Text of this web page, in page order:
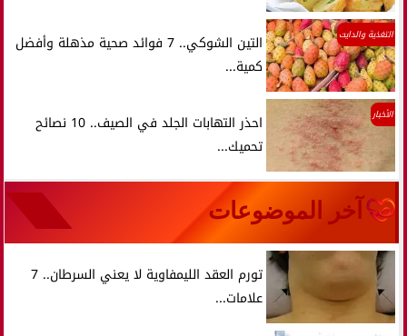
التغذية والدايت
التين الشوكي.. 7 فوائد صحية مذهلة وأفضل
كمية...
الأخبار
احذر التهابات الجلد في الصيف.. 10 نصائح
تحميك...
آخر الموضوعات
تورم العقد الليمفاوية لا يعني السرطان.. 7
علامات...